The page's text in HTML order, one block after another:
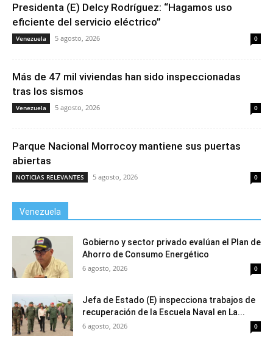
Presidenta (E) Delcy Rodríguez: “Hagamos uso
eficiente del servicio eléctrico”
Venezuela 5 agosto, 2026 0
Más de 47 mil viviendas han sido inspeccionadas
tras los sismos
Venezuela 5 agosto, 2026 0
Parque Nacional Morrocoy mantiene sus puertas
abiertas
NOTICIAS RELEVANTES 5 agosto, 2026 0
Venezuela
Gobierno y sector privado evalúan el Plan de
Ahorro de Consumo Energético
6 agosto, 2026 0
Jefa de Estado (E) inspecciona trabajos de
recuperación de la Escuela Naval en La...
6 agosto, 2026 0